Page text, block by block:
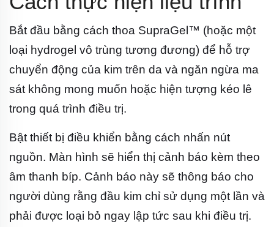
Bắt đầu bằng cách thoa SupraGel™ (hoặc một
loại hydrogel vô trùng tương đương) để hỗ trợ
chuyển động của kim trên da và ngăn ngừa ma
sát không mong muốn hoặc hiện tượng kéo lê
trong quá trình điều trị.
Bật thiết bị điều khiển bằng cách nhấn nút
nguồn. Màn hình sẽ hiển thị cảnh báo kèm theo
âm thanh bíp. Cảnh báo này sẽ thông báo cho
người dùng rằng đầu kim chỉ sử dụng một lần và
phải được loại bỏ ngay lập tức sau khi điều trị.